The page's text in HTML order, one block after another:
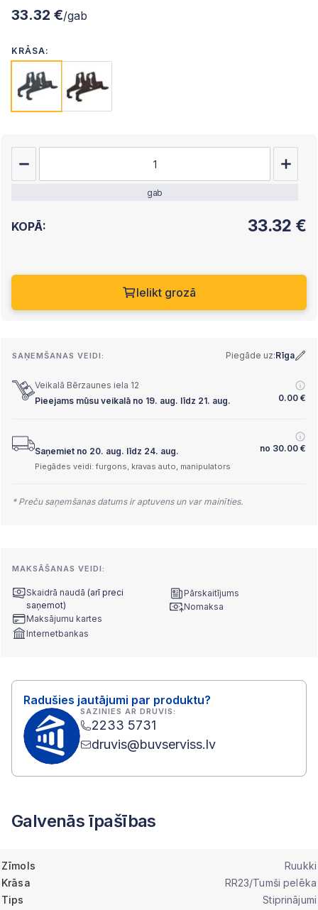
33.32 €/gab
KRĀSA:
gab
KOPĀ: 33.32 €
Ielikt grozā
SAŅEMŠANAS VEIDI: Piegāde uz:Rīga
Veikalā Bērzaunes iela 12
Pieejams mūsu veikalā no 19. aug. līdz 21. aug.
0.00 €
Saņemiet no 20. aug. līdz 24. aug. no 30.00 €
Piegādes veidi: furgons, kravas auto, manipulators
* Preču saņemšanas datums ir aptuvens un var mainīties.
MAKSĀŠANAS VEIDI:
Skaidrā naudā (arī preci
saņemot)
Maksājumu kartes
Internetbankas
Pārskaitījums
Nomaksa
Radušies jautājumi par produktu?
SAZINIES AR DRUVIS:
2233 5731
druvis@buvserviss.lv
Galvenās īpašības
Zīmols
Ruukki
Krāsa
RR23/Tumši pelēka
Tips
Stiprinājumi